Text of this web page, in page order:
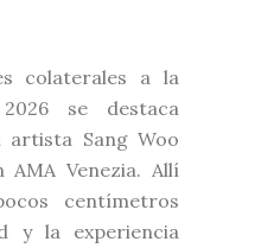
colaterales a la
se destaca
artista Sang Woo
AMA Venezia. Allí
centímetros
y la experiencia